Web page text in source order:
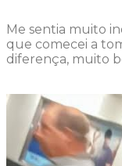
Me sentia muito
que comecei a
diferença, muito